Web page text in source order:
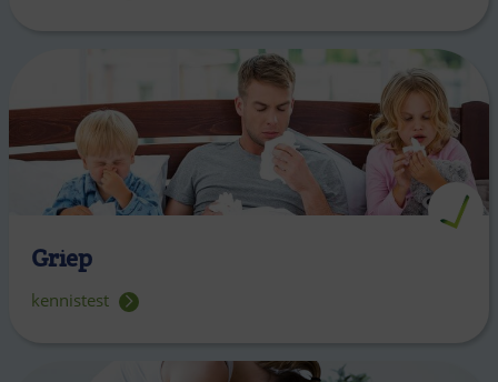
Griep
kennistest